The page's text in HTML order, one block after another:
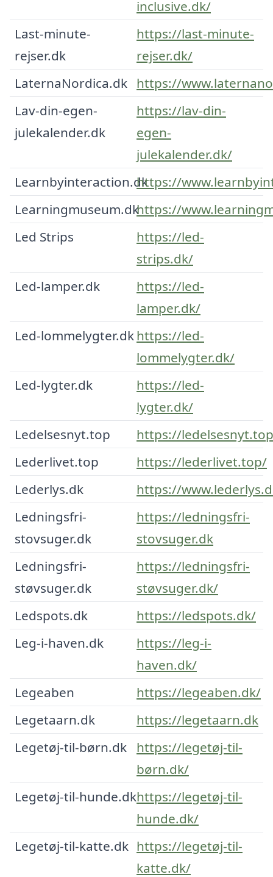
inclusive.dk/
Last-minute-
rejser.dk
https://last-minute-
rejser.dk/
LaternaNordica.dk https://
Lav-din-egen-
julekalender.dk
https://lav-din-
egen-
julekalender.dk/
Learnbyinteraction.dkhttps://
Learningmuseum.dkhttps://
Led Strips
https://led-
strips.dk/
Led-lamper.dk
https://led-
lamper.dk/
Led-lommelygter.dkhttps://led-
lommelygter.dk/
Led-lygter.dk
https://led-
lygter.dk/
Ledelsesnyt.top
https://
Lederlivet.top
https://lederlivet.top/
Lederlys.dk
https://
Ledningsfri-
stovsuger.dk
https://ledningsfri-
stovsuger.dk
Ledningsfri-
støvsuger.dk
https://ledningsfri-
støvsuger.dk/
Ledspots.dk
https://ledspots.dk/
Leg-i-haven.dk
https://leg-i-
haven.dk/
Legeaben
https://legeaben.dk/
Legetaarn.dk
https://legetaarn.dk
Legetøj-til-børn.dk
https://legetøj-til-
børn.dk/
Legetøj-til-hunde.dkhttps://legetøj-til-
hunde.dk/
Legetøj-til-katte.dk https://legetøj-til-
katte.dk/